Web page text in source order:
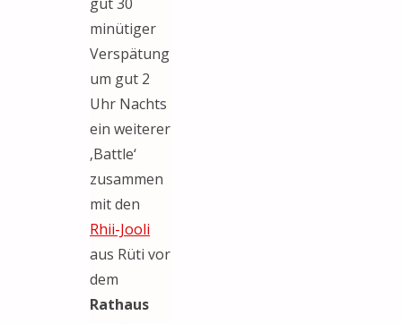
minütiger
Verspätung
um gut 2
Uhr Nachts
ein weiterer
‚Battle‘
zusammen
mit den
Rhii-Jooli
aus Rüti vor
dem
Rathaus